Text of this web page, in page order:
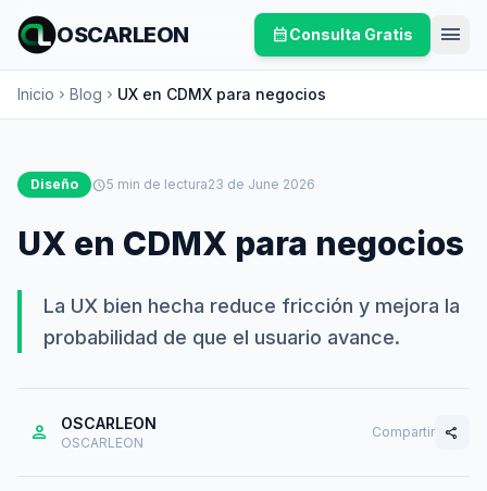
OSCARLEON calendar_monthConsulta Gratis menu
Inicio chevron_right Blog chevron_right UX en CDMX para negocios
Diseño schedule5 min de lectura23 de June 2026
UX en CDMX para negocios
La UX bien hecha reduce fricción y mejora la
probabilidad de que el usuario avance.
person OSCARLEON
OSCARLEON
Compartir share